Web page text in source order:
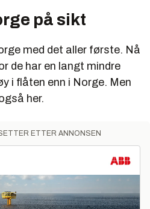
på sikt
med det aller første. Nå
de har en langt mindre
i flåten enn i Norge. Men
her.
ETTER ANNONSEN